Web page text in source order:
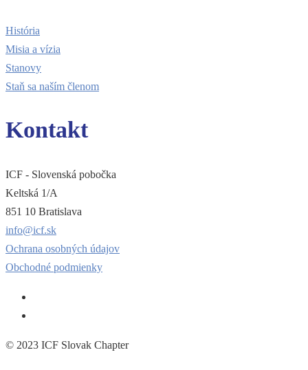
História
Misia a vízia
Stanovy
Staň sa naším členom
Kontakt
ICF - Slovenská pobočka
Keltská 1/A
851 10 Bratislava
info@icf.sk
Ochrana osobných údajov
Obchodné podmienky
© 2023 ICF Slovak Chapter